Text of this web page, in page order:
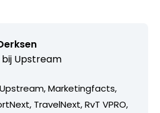
Upstream
Marketingfacts,
TravelNext, RvT VPRO,